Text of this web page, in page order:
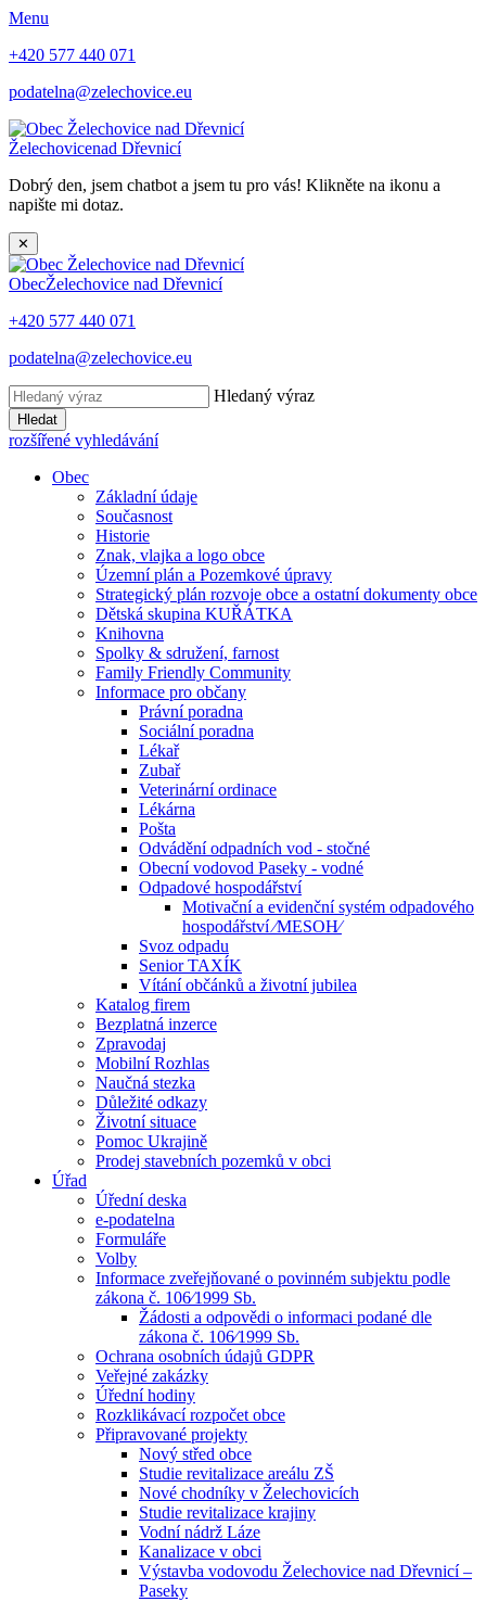
Menu
+420 577 440 071
podatelna@zelechovice.eu
Želechovicenad Dřevnicí
Dobrý den, jsem chatbot a jsem tu pro vás! Klikněte na ikonu a
napište mi dotaz.
✕
ObecŽelechovice nad Dřevnicí
+420 577 440 071
podatelna@zelechovice.eu
Hledaný výraz
Hledat
rozšířené vyhledávání
Obec
Základní údaje
Současnost
Historie
Znak, vlajka a logo obce
Územní plán a Pozemkové úpravy
Strategický plán rozvoje obce a ostatní dokumenty obce
Dětská skupina KUŘÁTKA
Knihovna
Spolky & sdružení, farnost
Family Friendly Community
Informace pro občany
Právní poradna
Sociální poradna
Lékař
Zubař
Veterinární ordinace
Lékárna
Pošta
Odvádění odpadních vod - stočné
Obecní vodovod Paseky - vodné
Odpadové hospodářství
Motivační a evidenční systém odpadového
hospodářství ⁄MESOH⁄
Svoz odpadu
Senior TAXÍK
Vítání občánků a životní jubilea
Katalog firem
Bezplatná inzerce
Zpravodaj
Mobilní Rozhlas
Naučná stezka
Důležité odkazy
Životní situace
Pomoc Ukrajině
Prodej stavebních pozemků v obci
Úřad
Úřední deska
e-podatelna
Formuláře
Volby
Informace zveřejňované o povinném subjektu podle
zákona č. 106⁄1999 Sb.
Žádosti a odpovědi o informaci podané dle
zákona č. 106⁄1999 Sb.
Ochrana osobních údajů GDPR
Veřejné zakázky
Úřední hodiny
Rozklikávací rozpočet obce
Připravované projekty
Nový střed obce
Studie revitalizace areálu ZŠ
Nové chodníky v Želechovicích
Studie revitalizace krajiny
Vodní nádrž Láze
Kanalizace v obci
Výstavba vodovodu Želechovice nad Dřevnicí –
Paseky